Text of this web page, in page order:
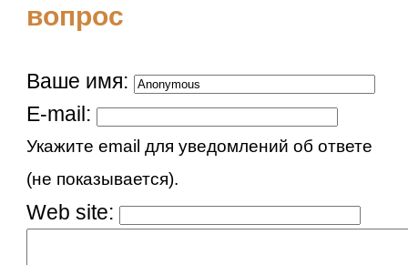
вопрос
Ваше имя:
E-mail:
Укажите email для уведомлений об ответе
(не показывается).
Web site: